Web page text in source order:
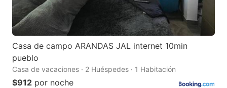
keyboard
shortcuts
for
dates.
keyboard
shortcuts
for
dates.
Casa de campo ARANDAS JAL internet 10min
pueblo
Casa de vacaciones · 2 Huéspedes · 1 Habitación
$912 por noche